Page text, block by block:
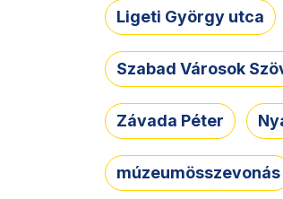
Ligeti György utca
Szabad Városok
Závada Péter
múzeumösszevonás